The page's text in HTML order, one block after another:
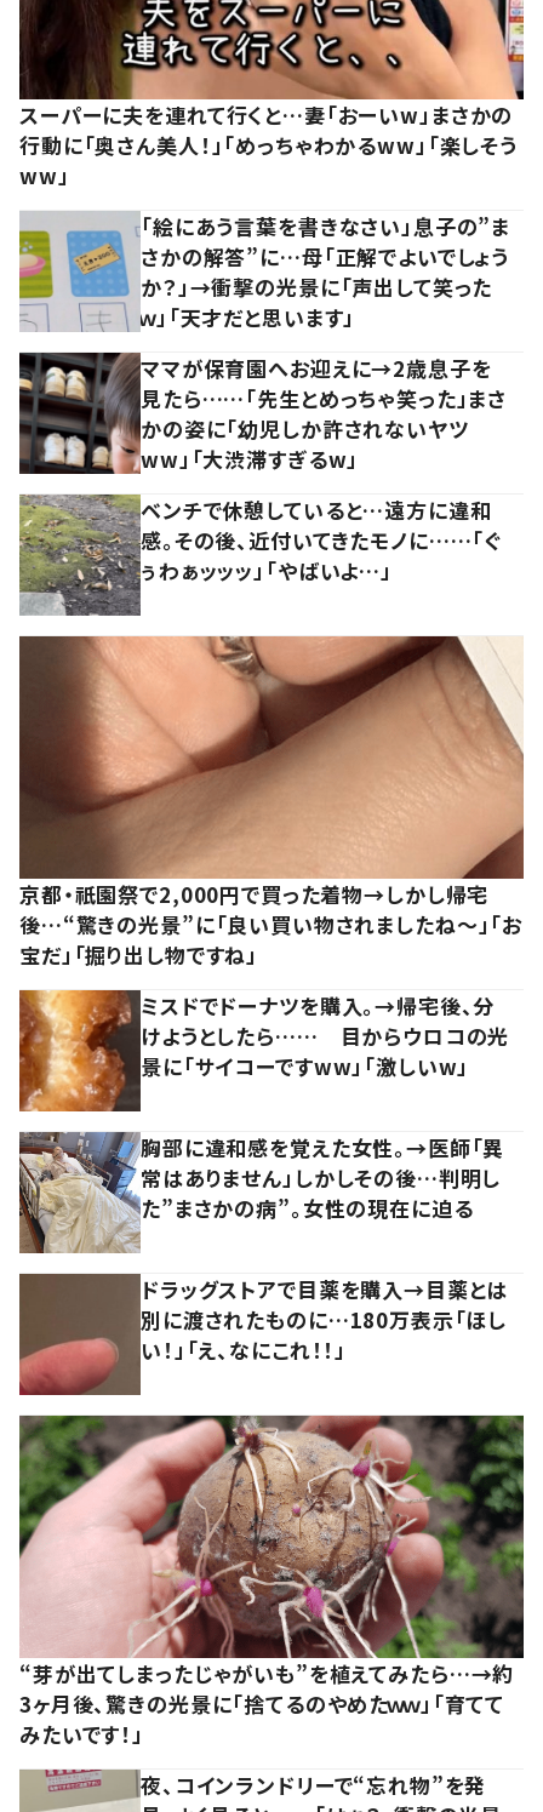
スーパーに夫を連れて行くと…妻「おーいw」まさかの
行動に「奥さん美人！」「めっちゃわかるww」「楽しそう
ww」
「絵にあう言葉を書きなさい」息子の”ま
さかの解答”に…母「正解でよいでしょう
か？」→衝撃の光景に「声出して笑った
ｗ」「天才だと思います」
ママが保育園へお迎えに→2歳息子を
見たら……「先生とめっちゃ笑った」まさ
かの姿に「幼児しか許されないヤツ
ww」「大渋滞すぎるw」
ベンチで休憩していると…遠方に違和
感。その後、近付いてきたモノに……「ぐ
ぅわぁッッッ」「やばいよ…」
京都・祇園祭で2,000円で買った着物→しかし帰宅
後…“驚きの光景”に「良い買い物されましたね～」「お
宝だ」「掘り出し物ですね」
ミスドでドーナツを購入。→帰宅後、分
けようとしたら…… 目からウロコの光
景に「サイコーですww」「激しいw」
胸部に違和感を覚えた女性。→医師「異
常はありません」しかしその後…判明し
た”まさかの病”。女性の現在に迫る
ドラッグストアで目薬を購入→目薬とは
別に渡されたものに…180万表示「ほし
い！」「え、なにこれ！！」
“芽が出てしまったじゃがいも”を植えてみたら…→約
3ヶ月後、驚きの光景に「捨てるのやめたｗｗ」「育てて
みたいです！」
夜、コインランドリーで“忘れ物”を発